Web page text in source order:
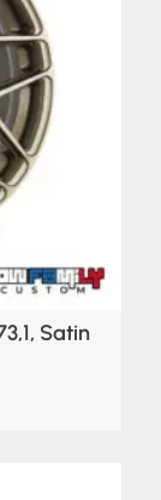
Satin